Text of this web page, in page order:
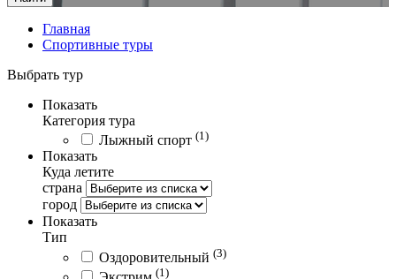
Главная
Спортивные туры
Выбрать тур
Показать
Категория тура
Лыжный спорт (1)
Показать
Куда летите
страна
город
Показать
Тип
Оздоровительный (3)
(1)